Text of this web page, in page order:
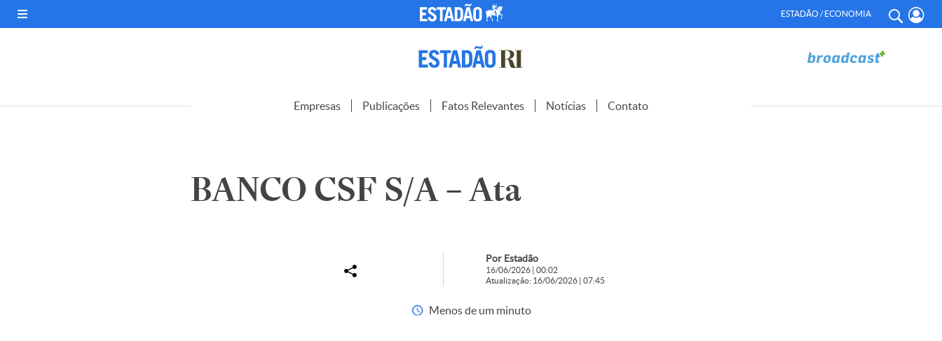
ESTADÃO / ECONOMIA
Empresas Publicações Fatos Relevantes Notícias Contato
BANCO CSF S/A – Ata
Por Estadão
16/06/2026 | 00:02
Atualização: 16/06/2026 | 07:45
Menos de um minuto